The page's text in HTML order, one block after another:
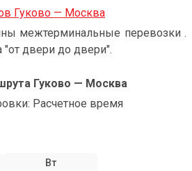
Гуково — Москва
межтерминальные перевозки .
"от двери до двери".
Гуково — Москва
Расчетное время
Вт